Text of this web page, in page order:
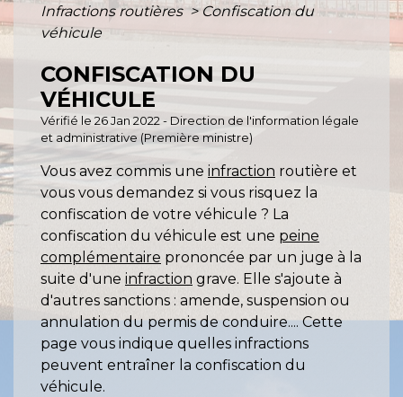
Infractions routières > Confiscation du
véhicule
CONFISCATION DU
VÉHICULE
Vérifié le 26 Jan 2022 - Direction de l'information légale
et administrative (Première ministre)
Vous avez commis une infraction routière et
vous vous demandez si vous risquez la
confiscation de votre véhicule ? La
confiscation du véhicule est une peine
complémentaire prononcée par un juge à la
suite d'une infraction grave. Elle s'ajoute à
d'autres sanctions : amende, suspension ou
annulation du permis de conduire.... Cette
page vous indique quelles infractions
peuvent entraîner la confiscation du
véhicule.